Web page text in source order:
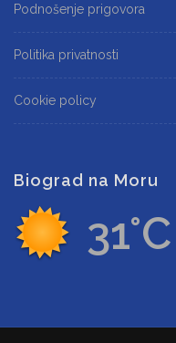
Podnošenje prigovora
Politika privatnosti
Cookie policy
Biograd na Moru
31°C